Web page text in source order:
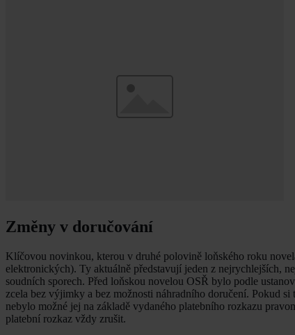
Změny v doručování
Klíčovou novinkou, kterou v druhé polovině loňského roku
elektronických). Ty aktuálně představují jeden z nejrychlejších,
soudních sporech. Před loňskou novelou OSŘ bylo podle
zcela bez výjimky a bez možnosti náhradního doručení. Pokud
nebylo možné jej na základě vydaného platebního rozkazu
platební rozkaz vždy zrušit.